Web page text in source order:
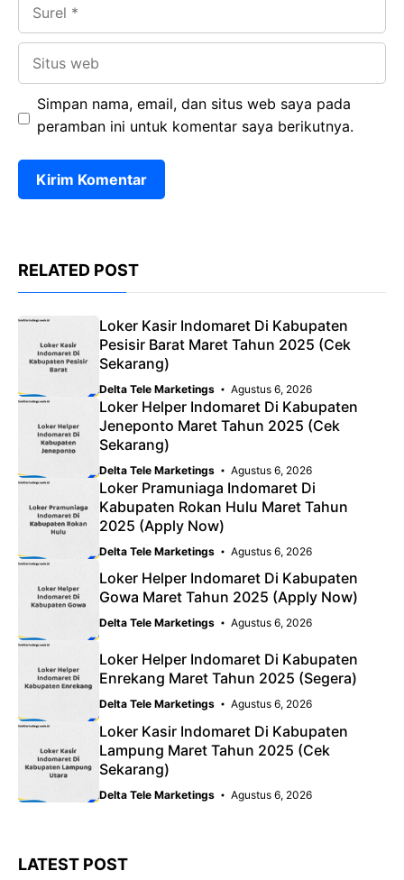
Simpan nama, email, dan situs web saya pada
peramban ini untuk komentar saya berikutnya.
RELATED POST
Loker Kasir Indomaret Di Kabupaten
Pesisir Barat Maret Tahun 2025 (Cek
Sekarang)
Delta Tele Marketings Agustus 6, 2026
Loker Helper Indomaret Di Kabupaten
Jeneponto Maret Tahun 2025 (Cek
Sekarang)
Delta Tele Marketings Agustus 6, 2026
Loker Pramuniaga Indomaret Di
Kabupaten Rokan Hulu Maret Tahun
2025 (Apply Now)
Delta Tele Marketings Agustus 6, 2026
Loker Helper Indomaret Di Kabupaten
Gowa Maret Tahun 2025 (Apply Now)
Delta Tele Marketings Agustus 6, 2026
Loker Helper Indomaret Di Kabupaten
Enrekang Maret Tahun 2025 (Segera)
Delta Tele Marketings Agustus 6, 2026
Loker Kasir Indomaret Di Kabupaten
Lampung Maret Tahun 2025 (Cek
Sekarang)
Delta Tele Marketings Agustus 6, 2026
LATEST POST